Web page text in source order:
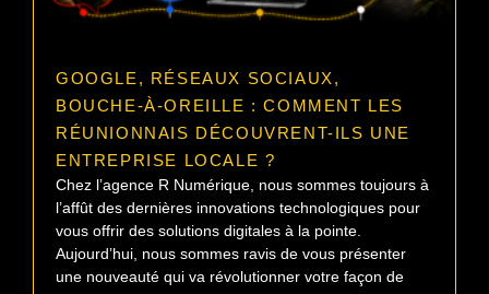
GOOGLE, RÉSEAUX SOCIAUX,
BOUCHE-À-OREILLE : COMMENT LES
RÉUNIONNAIS DÉCOUVRENT-ILS UNE
ENTREPRISE LOCALE ?
Chez l’agence R Numérique, nous sommes toujours à
l’affût des dernières innovations technologiques pour
vous offrir des solutions digitales à la pointe.
Aujourd’hui, nous sommes ravis de vous présenter
une nouveauté qui va révolutionner votre façon de